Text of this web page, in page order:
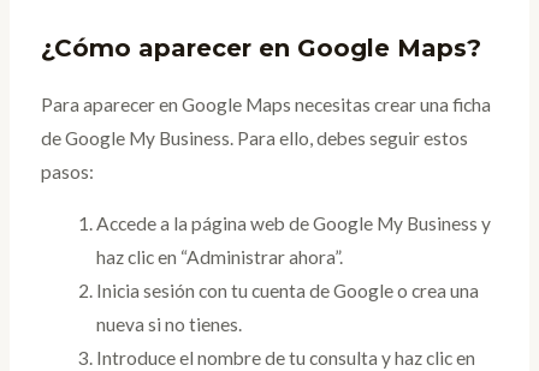
¿Cómo aparecer en Google Maps?
Para aparecer en Google Maps necesitas crear una ficha
de Google My Business. Para ello, debes seguir estos
pasos:
Accede a la página web de Google My Business y
haz clic en “Administrar ahora”.
Inicia sesión con tu cuenta de Google o crea una
nueva si no tienes.
Introduce el nombre de tu consulta y haz clic en